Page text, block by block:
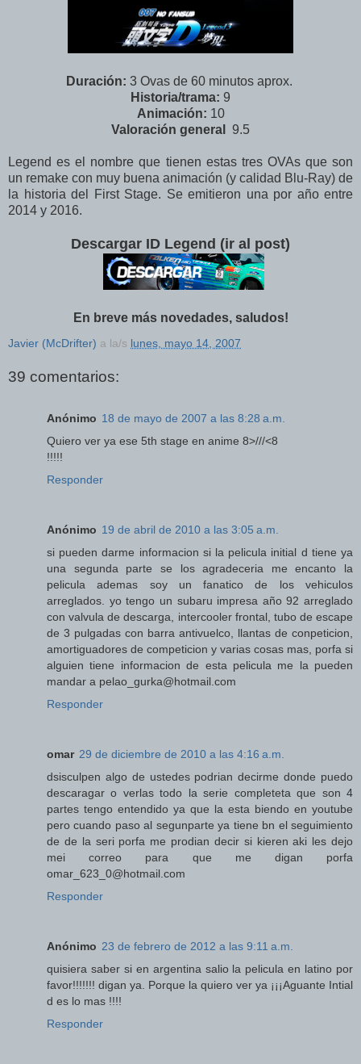
Duración: 3 Ovas de 60 minutos aprox.
Historia/trama: 9
Animación: 10
Valoración general 9.5
Legend es el nombre que tienen estas tres OVAs que son
un remake con muy buena animación (y calidad Blu-Ray) de
la historia del First Stage. Se emitieron una por año entre
2014 y 2016.
Descargar ID Legend (ir al post)
En breve más novedades, saludos!
Javier (McDrifter) a la/s lunes, mayo 14, 2007
39 comentarios:
Anónimo 18 de mayo de 2007 a las 8:28 a.m.
Quiero ver ya ese 5th stage en anime 8>///<8
!!!!!
Responder
Anónimo 19 de abril de 2010 a las 3:05 a.m.
si pueden darme informacion si la pelicula initial d tiene ya
una segunda parte se los agradeceria me encanto la
pelicula ademas soy un fanatico de los vehiculos
arreglados. yo tengo un subaru impresa año 92 arreglado
con valvula de descarga, intercooler frontal, tubo de escape
de 3 pulgadas con barra antivuelco, llantas de conpeticion,
amortiguadores de competicion y varias cosas mas, porfa si
alguien tiene informacion de esta pelicula me la pueden
mandar a pelao_gurka@hotmail.com
Responder
omar 29 de diciembre de 2010 a las 4:16 a.m.
dsisculpen algo de ustedes podrian decirme donde puedo
descaragar o verlas todo la serie completeta que son 4
partes tengo entendido ya que la esta biendo en youtube
pero cuando paso al segunparte ya tiene bn el seguimiento
de de la seri porfa me prodian decir si kieren aki les dejo
mei correo para que me digan porfa
omar_623_0@hotmail.com
Responder
Anónimo 23 de febrero de 2012 a las 9:11 a.m.
quisiera saber si en argentina salio la pelicula en latino por
favor!!!!!!! digan ya. Porque la quiero ver ya ¡¡¡Aguante Intial
d es lo mas !!!!
Responder